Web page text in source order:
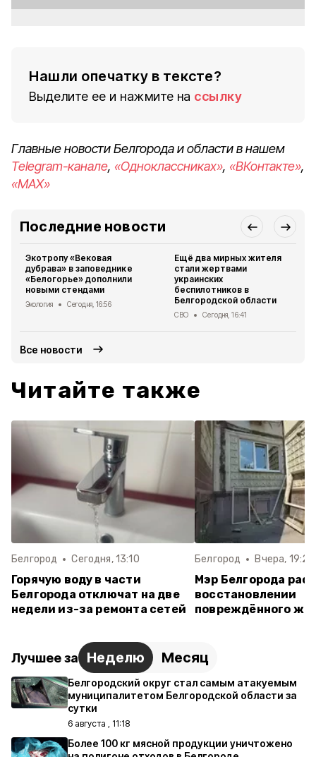
Нашли опечатку в тексте?
Выделите ее и нажмите на ссылку
Главные новости Белгорода и области в нашем
Telegram-канале, «Одноклассниках», «ВКонтакте»,
«MAX»
Последние новости
Экотропу «Вековая
дубрава» в заповеднике
«Белогорье» дополнили
новыми стендами
Экология Сегодня, 16:56
Ещё два мирных жителя
стали жертвами
украинских
беспилотников в
Белгородской области
СВО Сегодня, 16:41
Все новости
Читайте также
Белгород Сегодня, 13:10
Горячую воду в части
Белгорода отключат на две
недели из-за ремонта сетей
Белгород Вчера, 19:28
Мэр Белгорода
восстановлении
повреждённого
Лучшее за Неделю Месяц
Белгородский округ стал самым атакуемым
муниципалитетом Белгородской области за
сутки
6 августа , 11:18
Более 100 кг мясной продукции уничтожено